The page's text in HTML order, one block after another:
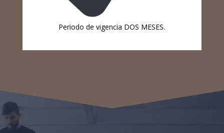
Periodo de vigencia DOS MESES.